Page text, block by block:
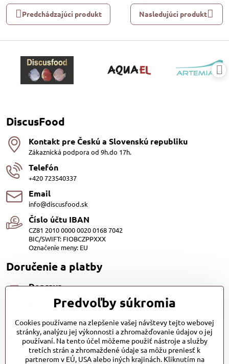
Predchádzajúci produkt Nasledujúci produkt
DiscusFood
Kontakt pre Českú a Slovenskú republiku
Zákaznická podpora od 9h.do 17h.
Telefón
+420 723540337
Email
info@discusfood.sk
Číslo účtu IBAN
CZ81 2010 0000 0020 0168 7042
BIC/SWIFT: FIOBCZPPXXX
Označenie meny: EU
Doručenie a platby
Doprava
Dopravu našich produktov zabezpečuje Kurier SPS alebo
Slovenská pošta, cena 3,98 EUR. Alebo Zasilkovňou (Packeta) za
Platby
Dobierkou (1.20EUR)
Bankovým prevodom (zadarmo) QR kod
Platobnou bránou PayPal (zadarmo)
Predvoľby súkromia
Cookies používame na zlepšenie vašej návštevy tejto webovej
stránky, analýzu jej výkonnosti a zhromažďovanie údajov o jej
používaní. Na tento účel môžeme použiť nástroje a služby
tretích strán a zhromaždené údaje sa môžu preniesť k
partnerom v EÚ, USA alebo iných krajinách. Kliknutím na